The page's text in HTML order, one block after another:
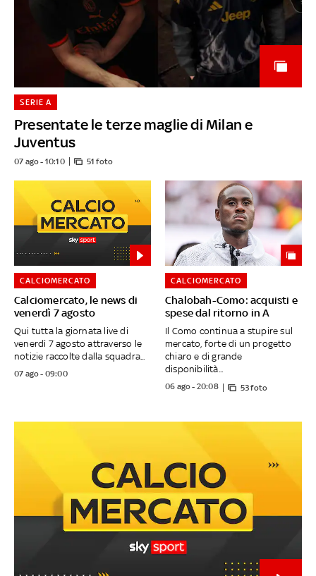
Presentate le terze maglie di Milan e
Juventus
SERIE A
07 ago - 10:10 51 foto
Calciomercato, le news di
venerdì 7 agosto
CALCIOMERCATO
Qui tutta la giornata live di
venerdì 7 agosto attraverso le
notizie raccolte dalla squadra...
07 ago - 09:00
Chalobah-Como: acquisti e
spese dal ritorno in A
CALCIOMERCATO
Il Como continua a stupire sul
mercato, forte di un progetto
chiaro e di grande
disponibilità...
06 ago - 20:08 53 foto